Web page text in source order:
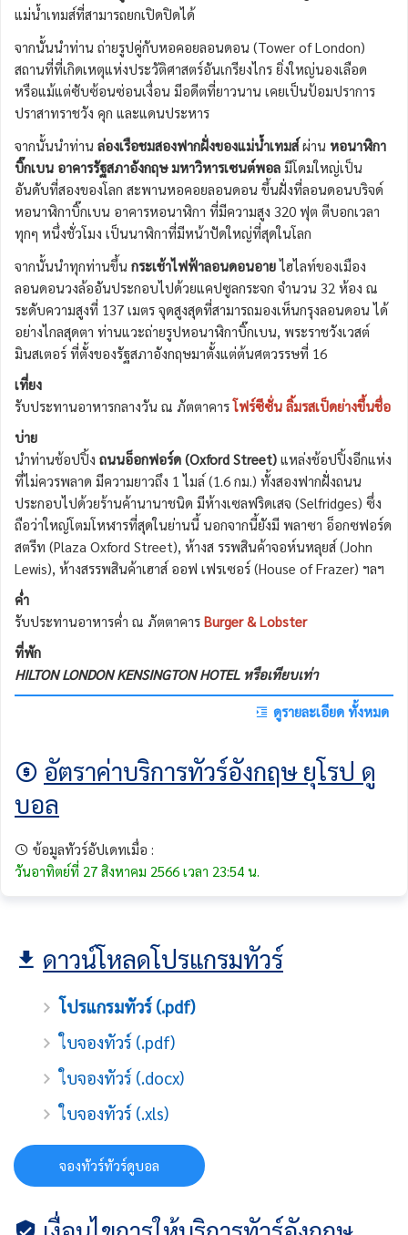
แม่น้ำเทมส์ที่สามารถยกเปิดปิดได้
จากนั้นนำท่าน ถ่ายรูปคู่กับหอคอยลอนดอน (Tower of London)
สถานที่ที่เกิดเหตุแห่งประวัติศาสตร์อันเกรียงไกร ยิ่งใหญ่นองเลือด
หรือแม้แต่ซับซ้อนซ่อนเงื่อน มีอดีตที่ยาวนาน เคยเป็นป้อมปราการ
ปราสาทราชวัง คุก และแดนประหาร
จากนั้นนำท่าน ล่องเรือชมสองฟากฝั่งของแม่น้ำเทมส์ผ่าน หอนาฬิกา
บิ๊กเบน อาคารรัฐสภาอังกฤษ มหาวิหารเซนต์พอล มีโดมใหญ่เป็น
อันดับที่สองของโลก สะพานหอคอยลอนดอน ขึ้นฝั่งที่ลอนดอนบริจด์
หอนาฬิกาบิ๊กเบน อาคารหอนาฬิกา ที่มีความสูง 320 ฟุต ตีบอกเวลา
ทุกๆ หนึ่งชั่วโมง เป็นนาฬิกาที่มีหน้าปัดใหญ่ที่สุดในโลก
จากนั้นนำทุกท่านขึ้น กระเช้าไฟฟ้าลอนดอนอายไฮไลท์ของเมือง
ลอนดอนวงล้ออันประกอบไปด้วยแคปซูลกระจก จำนวน 32 ห้อง ณ
ระดับความสูงที่ 137 เมตร จุดสูงสุดที่สามารถมองเห็นกรุงลอนดอน ได้
อย่างไกลสุดตา ท่านแวะถ่ายรูปหอนาฬิกาบิ๊กเบน, พระราชวังเวสต์
มินสเตอร์ ที่ตั้งของรัฐสภาอังกฤษมาตั้งแต่ต้นศตวรรษที่ 16
เที่ยง
รับประทานอาหารกลางวัน ณ ภัตตาคาร โฟร์ซีซั่น ลิ้มรสเป็ดย่างขึ้นชื่อ
บ่าย
นำท่านช้อปปิ้ง ถนนอ็อกฟอร์ด (Oxford Street) แหล่งช้อปปิ้งอีกแห่ง
ที่ไม่ควรพลาด มีความยาวถึง 1 ไมล์ (1.6 กม.) ทั้งสองฟากฝั่งถนน
ประกอบไปด้วยร้านค้านานาชนิด มีห้างเซลฟริดเสจ (Selfridges) ซึ่ง
ถือว่าใหญ่โตมโหฬารที่สุดในย่านนี้ นอกจากนี้ยังมี พลาซา อ็อกซฟอร์ด
สตรีท (Plaza Oxford Street), ห้างส รรพสินค้าจอห์นหลุยส์ (John
Lewis), ห้างสรรพสินค้าเฮาส์ ออฟ เฟรเซอร์ (House of Frazer) ฯลฯ
ค่ำ
รับประทานอาหารค่ำ ณ ภัตตาคาร Burger & Lobster
ที่พัก
HILTON LONDON KENSINGTON HOTEL หรือเทียบเท่า
ดูรายละเอียด ทั้งหมด
อัตราค่าบริการทัวร์อังกฤษ ยุโรป ดู
บอล
ข้อมูลทัวร์อัปเดทเมื่อ :
วันอาทิตย์ที่ 27 สิงหาคม 2566 เวลา 23:54 น.
ดาวน์โหลดโปรแกรมทัวร์
โปรแกรมทัวร์ (.pdf)
ใบจองทัวร์ (.pdf)
ใบจองทัวร์ (.docx)
ใบจองทัวร์ (.xls)
จองทัวร์ทัวร์ดูบอล